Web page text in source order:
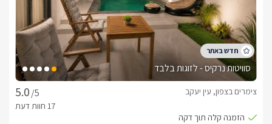
סוויטות נרקיס - לזוגות בלבד
/5
צימרים בצפון, עין יעקב